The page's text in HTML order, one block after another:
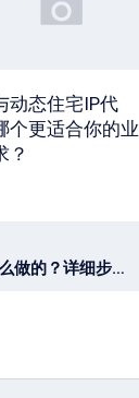
动态住宅IP代
个更适合你的业
？
海外住宅IP代理怎么做的？详细步骤与设置技巧